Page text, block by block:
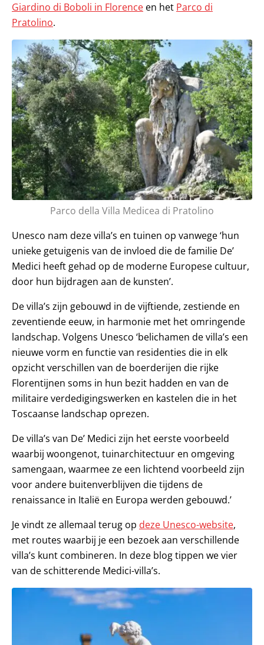
Giardino di Boboli in Florence en het Parco di
Pratolino.
Parco della Villa Medicea di Pratolino
Unesco nam deze villa’s en tuinen op vanwege ‘hun
unieke getuigenis van de invloed die de familie De’
Medici heeft gehad op de moderne Europese cultuur,
door hun bijdragen aan de kunsten’.
De villa’s zijn gebouwd in de vijftiende, zestiende en
zeventiende eeuw, in harmonie met het omringende
landschap. Volgens Unesco ‘belichamen de villa’s een
nieuwe vorm en functie van residenties die in elk
opzicht verschillen van de boerderijen die rijke
Florentijnen soms in hun bezit hadden en van de
militaire verdedigingswerken en kastelen die in het
Toscaanse landschap oprezen.
De villa’s van De’ Medici zijn het eerste voorbeeld
waarbij woongenot, tuinarchitectuur en omgeving
samengaan, waarmee ze een lichtend voorbeeld zijn
voor andere buitenverblijven die tijdens de
renaissance in Italië en Europa werden gebouwd.’
Je vindt ze allemaal terug op deze Unesco-website,
met routes waarbij je een bezoek aan verschillende
villa’s kunt combineren. In deze blog tippen we vier
van de schitterende Medici-villa’s.